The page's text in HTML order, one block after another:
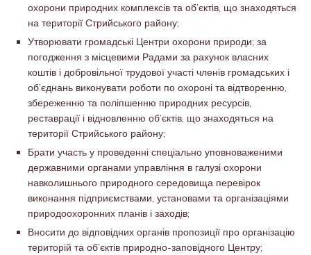
охорони природних комплексів та об’єктів, що знаходяться
на території Стрийського району;
Утворювати громадські Центри охорони природи; за
погодження з місцевими Радами за рахунок власних
коштів і добровільної трудової участі членів громадських і
об’єднань виконувати роботи по охороні та відтворенню,
збереженню та поліпшенню природних ресурсів,
реставрації і відновленню об’єктів, що знаходяться на
території Стрийського району;
Брати участь у проведенні спеціально уповноваженими
державними органами управління в галузі охорони
навколишнього природного середовища перевірок
виконання підприємствами, установами та організаціями
природоохоронних планів і заходів;
Вносити до відповідних органів пропозиції про організацію
територій та об’єктів природно-заповідного Центру;